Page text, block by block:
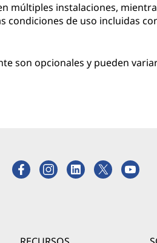
múltiples instalaciones,
condiciones de uso incluidas
son opcionales y pueden